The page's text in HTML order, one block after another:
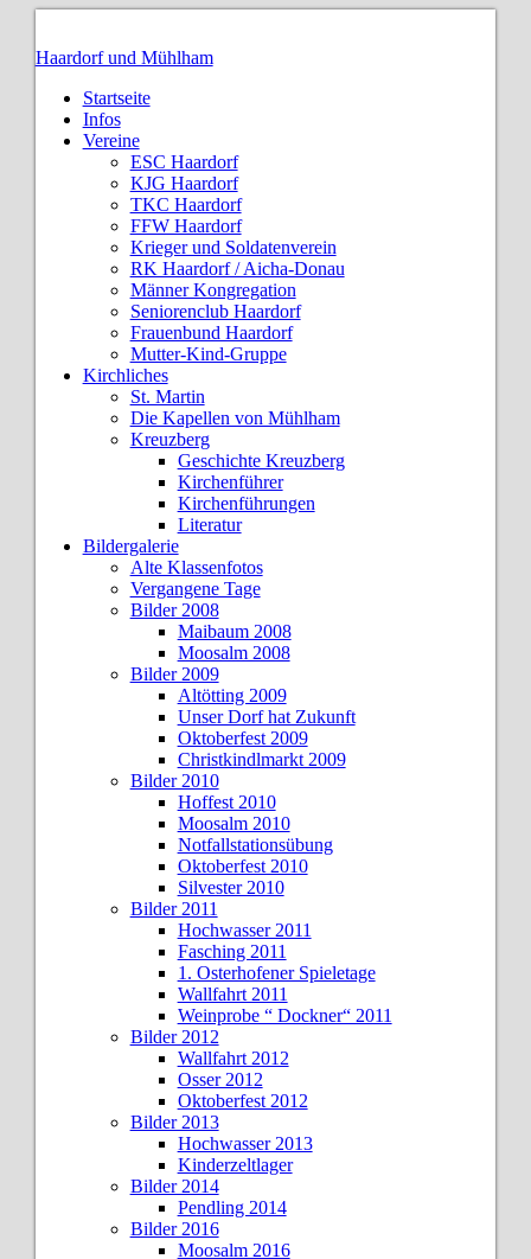
Haardorf und Mühlham
Startseite
Infos
Vereine
ESC Haardorf
KJG Haardorf
TKC Haardorf
FFW Haardorf
Krieger und Soldatenverein
RK Haardorf / Aicha-Donau
Männer Kongregation
Seniorenclub Haardorf
Frauenbund Haardorf
Mutter-Kind-Gruppe
Kirchliches
St. Martin
Die Kapellen von Mühlham
Kreuzberg
Geschichte Kreuzberg
Kirchenführer
Kirchenführungen
Literatur
Bildergalerie
Alte Klassenfotos
Vergangene Tage
Bilder 2008
Maibaum 2008
Moosalm 2008
Bilder 2009
Altötting 2009
Unser Dorf hat Zukunft
Oktoberfest 2009
Christkindlmarkt 2009
Bilder 2010
Hoffest 2010
Moosalm 2010
Notfallstationsübung
Oktoberfest 2010
Silvester 2010
Bilder 2011
Hochwasser 2011
Fasching 2011
1. Osterhofener Spieletage
Wallfahrt 2011
Weinprobe “ Dockner“ 2011
Bilder 2012
Wallfahrt 2012
Osser 2012
Oktoberfest 2012
Bilder 2013
Hochwasser 2013
Kinderzeltlager
Bilder 2014
Pendling 2014
Bilder 2016
Moosalm 2016